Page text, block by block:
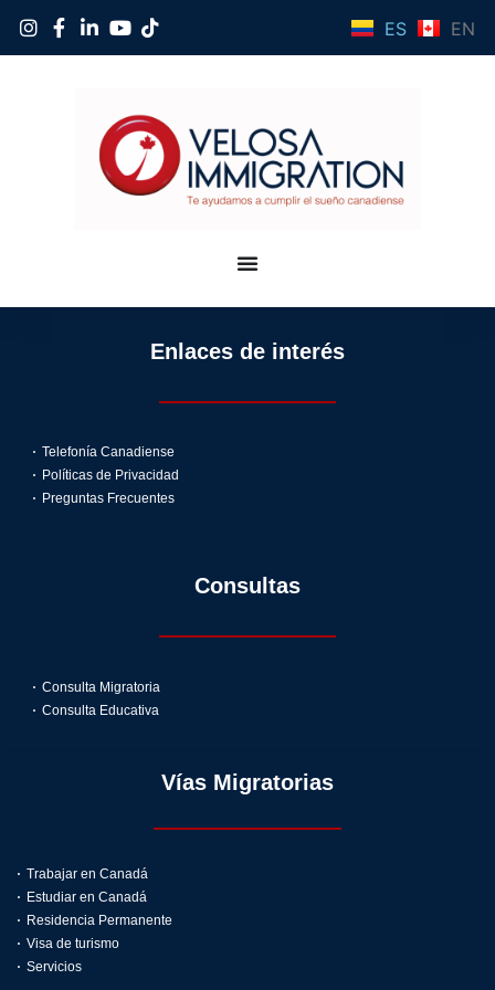
ES EN
Vías Migratorias
Trabajar en Canadá
Estudiar en Canadá
Residencia Permanente
Visa de turismo
Servicios
Consultas
Consulta Migratoria
Consulta Educativa
Enlaces de interés
Telefonía Canadiense
Políticas de Privacidad
Preguntas Frecuentes